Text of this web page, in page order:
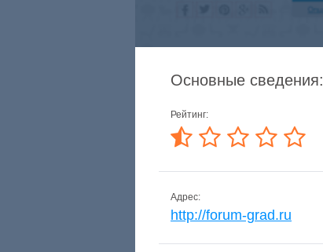
Основные сведения:
Рейтинг:
Адрес:
http://forum-grad.ru